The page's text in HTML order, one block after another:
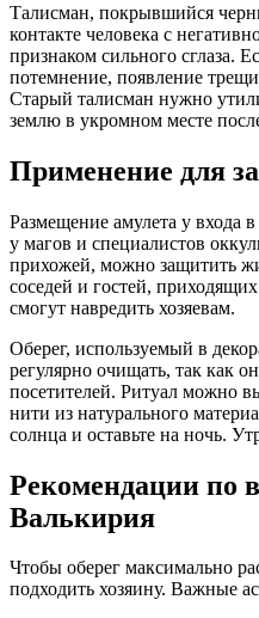
Талисман, покрывшийся
контакте человека с
признаком сильного сглаза.
потемнение, появление
Старый талисман нужно
землю в укромном месте
Применение для
Размещение амулета у входа
у магов и специалистов
прихожей, можно защитить
соседей и гостей,
смогут навредить хозяевам.
Оберег, используемый в
регулярно очищать, так как
посетителей. Ритуал можно
нити из натурального
солнца и оставьте на ночь.
Рекомендации по
Валькирия
Чтобы оберег максимально
подходить хозяину. Важные